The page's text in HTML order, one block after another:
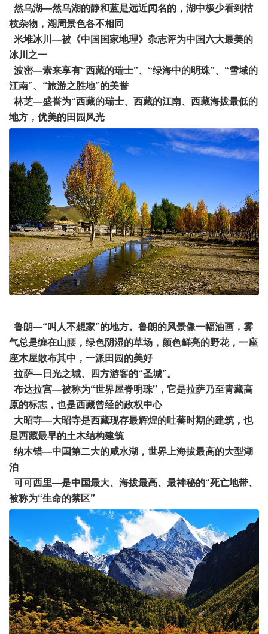
然乌湖—然乌湖的静和蓝是远近闻名的，湖中极少看到枯
枝杂物，湖周景色各不相同
米堆冰川—被《中国国家地理》杂志评为中国六大最美的
冰川之一
波密—素来享有“西藏的瑞士”、“绿海中的明珠”、“雪域的
江南”、“旅游之胜地”的美誉
林芝—盛誉为“西藏的瑞士、西藏的江南、西藏海拔最低的
地方，优美的田园风光
鲁朗—“叫人不想家”的地方。鲁朗的风景像一幅油画，雾
气总是缠在山腰，绿色阴湿的草场，颜色鲜亮的野花，一座
座木屋散布其中，一派田园的美好
拉萨—日光之城、四方游客的“圣城”。
布达拉宫—被称为“世界屋脊明珠”，它是拉萨乃至青藏高
原的标志，也是西藏曾经的政权中心
大昭寺—大昭寺是西藏现存最辉煌的吐蕃时期的建筑，也
是西藏最早的土木结构建筑
纳木错—中国第二大的咸水湖，世界上海拔最高的大型湖
泊
可可西里—是中国最大、海拔最高、最神秘的“死亡地带、
被称为“生命的禁区”